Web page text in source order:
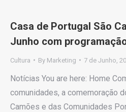
Casa de Portugal São
Junho com
Cultura By Marketing 7 de Junho,
Notícias You are here: Home
comunidades, a comemoração
Camões e das Comunidades